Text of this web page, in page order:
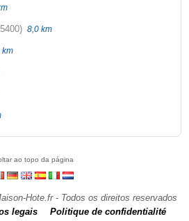
8,0 km
km
ao topo da página
Hote.fr - Todos os direitos reservados
legais
Politique de confidentialité